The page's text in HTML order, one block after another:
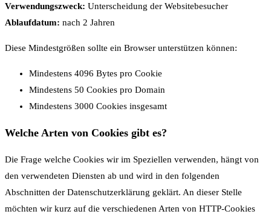
Verwendungszweck: Unterscheidung der Websitebesucher
Ablaufdatum: nach 2 Jahren
Diese Mindestgrößen sollte ein Browser unterstützen können:
Mindestens 4096 Bytes pro Cookie
Mindestens 50 Cookies pro Domain
Mindestens 3000 Cookies insgesamt
Welche Arten von Cookies gibt es?
Die Frage welche Cookies wir im Speziellen verwenden, hängt von
den verwendeten Diensten ab und wird in den folgenden
Abschnitten der Datenschutzerklärung geklärt. An dieser Stelle
möchten wir kurz auf die verschiedenen Arten von HTTP-Cookies